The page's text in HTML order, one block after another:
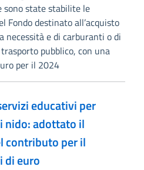
sono state stabilite le
Fondo destinato all’acquisto
necessità e di carburanti o di
pubblico, con una
per il 2024
educativi per
nido: adottato il
contributo per il
di euro